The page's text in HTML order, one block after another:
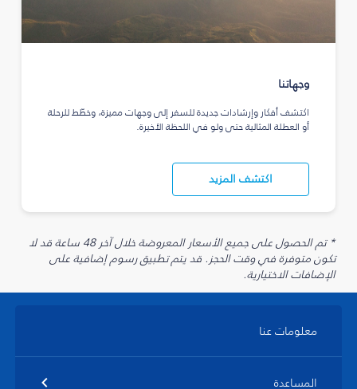
وجهاتنا
اكتشف أفكار وإرشادات جديدة للسفر إلى وجهات مميزة، وخطّط للرحلة
أو العطلة المثالية حتى ولو في اللحظة الأخيرة.
اكتشف المزيد
* تم الحصول على جميع الأسعار المعروضة خلال آخر 48 ساعة قد لا
تكون متوفرة في وقت الحجز. قد يتم تطبيق رسوم إضافية على
الإضافات الاختيارية.
معلومات عنا
المساعدة